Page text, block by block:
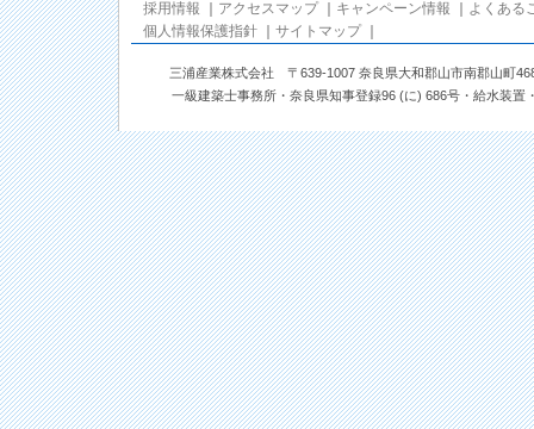
採用情報
アクセスマップ｜ キャンペーン情報
よくある
個人情報保護指針
サイトマップ｜
三浦産業株式会社 〒639-1007 奈良県大和郡山市南郡山町
一級建築士事務所・奈良県知事登録96 (に) 686号・給水装